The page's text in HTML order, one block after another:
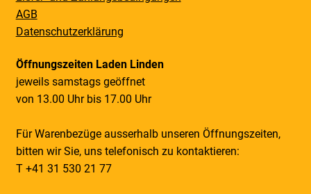
AGB
Datenschutzerklärung
Öffnungszeiten Laden Linden
jeweils samstags geöffnet
von 13.00 Uhr bis 17.00 Uhr
Für Warenbezüge ausserhalb unseren Öffnungszeiten,
bitten wir Sie, uns telefonisch zu kontaktieren:
T +41 31 530 21 77